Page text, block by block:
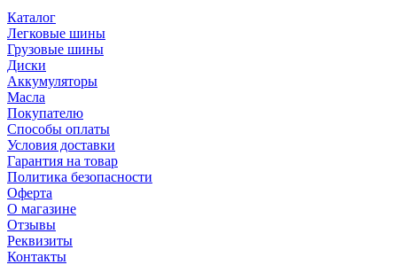
Каталог
Легковые шины
Грузовые шины
Диски
Аккумуляторы
Масла
Покупателю
Способы оплаты
Условия доставки
Гарантия на товар
Политика безопасности
Оферта
О магазине
Отзывы
Реквизиты
Контакты